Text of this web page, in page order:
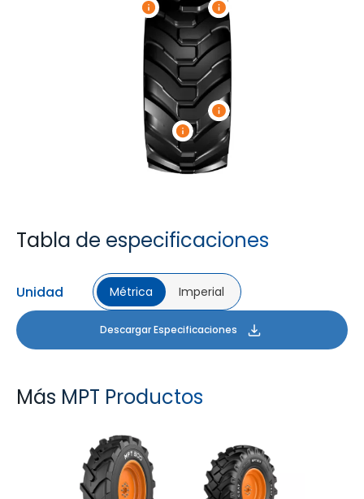
Tabla de especificaciones
Unidad Métrica Imperial
Descargar Especificaciones
Más MPT Productos